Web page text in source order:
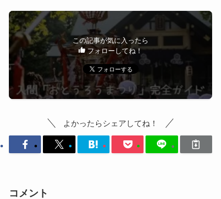
この記事が気に入ったら
フォローしてね！
よかったらシェアしてね！
コメント